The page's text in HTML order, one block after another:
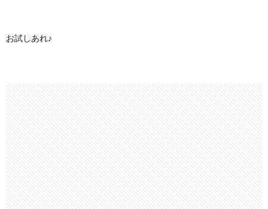
お試しあれ♪